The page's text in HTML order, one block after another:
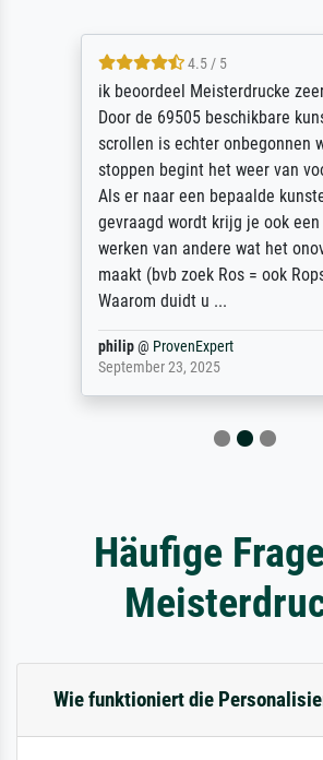
4.5 / 5
ik beoordeel Meisterdrucke
Door de 69505 beschikbare
scrollen is echter onbegonnen
stoppen begint het weer van
Als er naar een bepaalde
gevraagd wordt krijg je ook een
werken van andere wat het
maakt (bvb zoek Ros = ook
Waarom duidt u ...
philip@ProvenExpert
September 23, 2025
Häufige
Wie funktioniert die